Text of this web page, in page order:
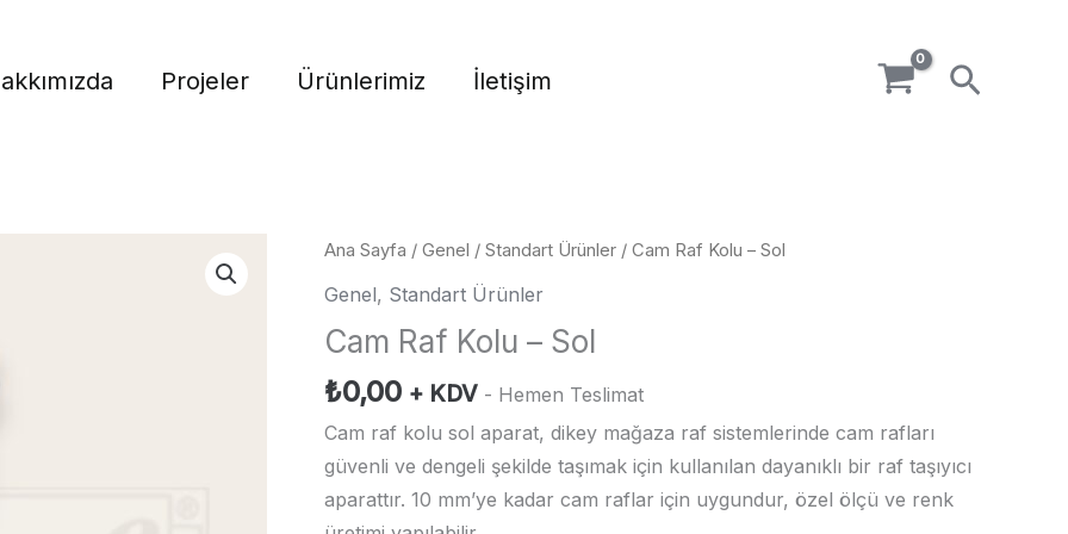
Projeler Ürünlerimiz İletişim Arama
Ana Sayfa / Genel / Standart Ürünler / Cam Raf Kolu – Sol
Genel, Standart Ürünler
Cam Raf Kolu – Sol
₺0,00 + KDV - Hemen Teslimat
Cam raf kolu sol aparat, dikey mağaza raf sistemlerinde cam rafları
güvenli ve dengeli şekilde taşımak için kullanılan dayanıklı bir raf taşıyıcı
aparattır. 10 mm’ye kadar cam raflar için uygundur, özel ölçü ve renk